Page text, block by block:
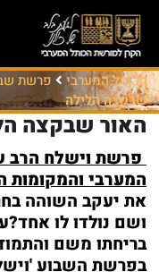
הכותל המערבי פרשת
שבקצה הלילה
האור שבקצה
פרשת וישלחהרב
המערבי
את יעקב השוהה
ושם נולדו לו
בריחתו משם
בפרשת השבוע